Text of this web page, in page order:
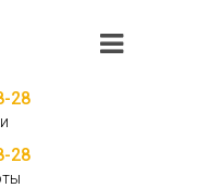
28
28